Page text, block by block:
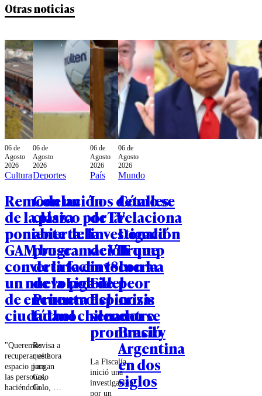
Otras noticias
06 de
Agosto
2026
Cultura
Remodelación
de la plaza
poniente del
GAM busca
convertirla en
un nuevo polo
de encuentro
ciudadano
"Queremos
recuperar este
espacio para
las personas,
haciéndolo
06 de
Agosto
2026
Deportes
Con un
clásico por TV
abierta: la
programación
de la fecha 18
de la Liga de
Primera del
fútbol chileno
Revisa a
qué hora
juegan
Colo
Colo, la
06 de
Agosto
2026
País
Los detalles
de la
investigación
de VIF que
involucra a
Fidel
Espinoza:
senador se
pronunció
La Fiscalía
inició una
investigación
por un
06 de
Agosto
2026
Mundo
Cómo se
relaciona
Donald
Trump
con la
peor
crisis
entre
Brasil y
Argentina
en dos
siglos